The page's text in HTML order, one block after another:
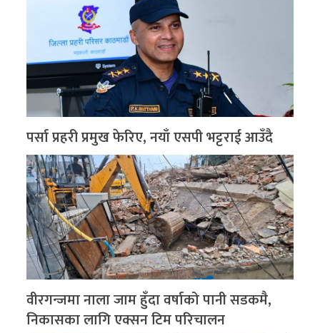
पर्सा प्रहरी प्रमुख फेरिए, नयाँ एसपी भट्टराई आउँदै
वीरगन्जमा नाला जाम हुँदा वर्षाको पानी सडकमै,
निकासका लागि एक्सन टिम परिचालन